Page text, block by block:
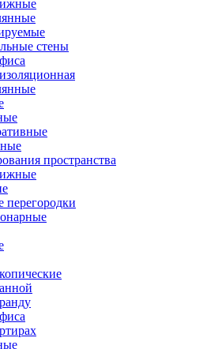
стены
пространства
перегородки